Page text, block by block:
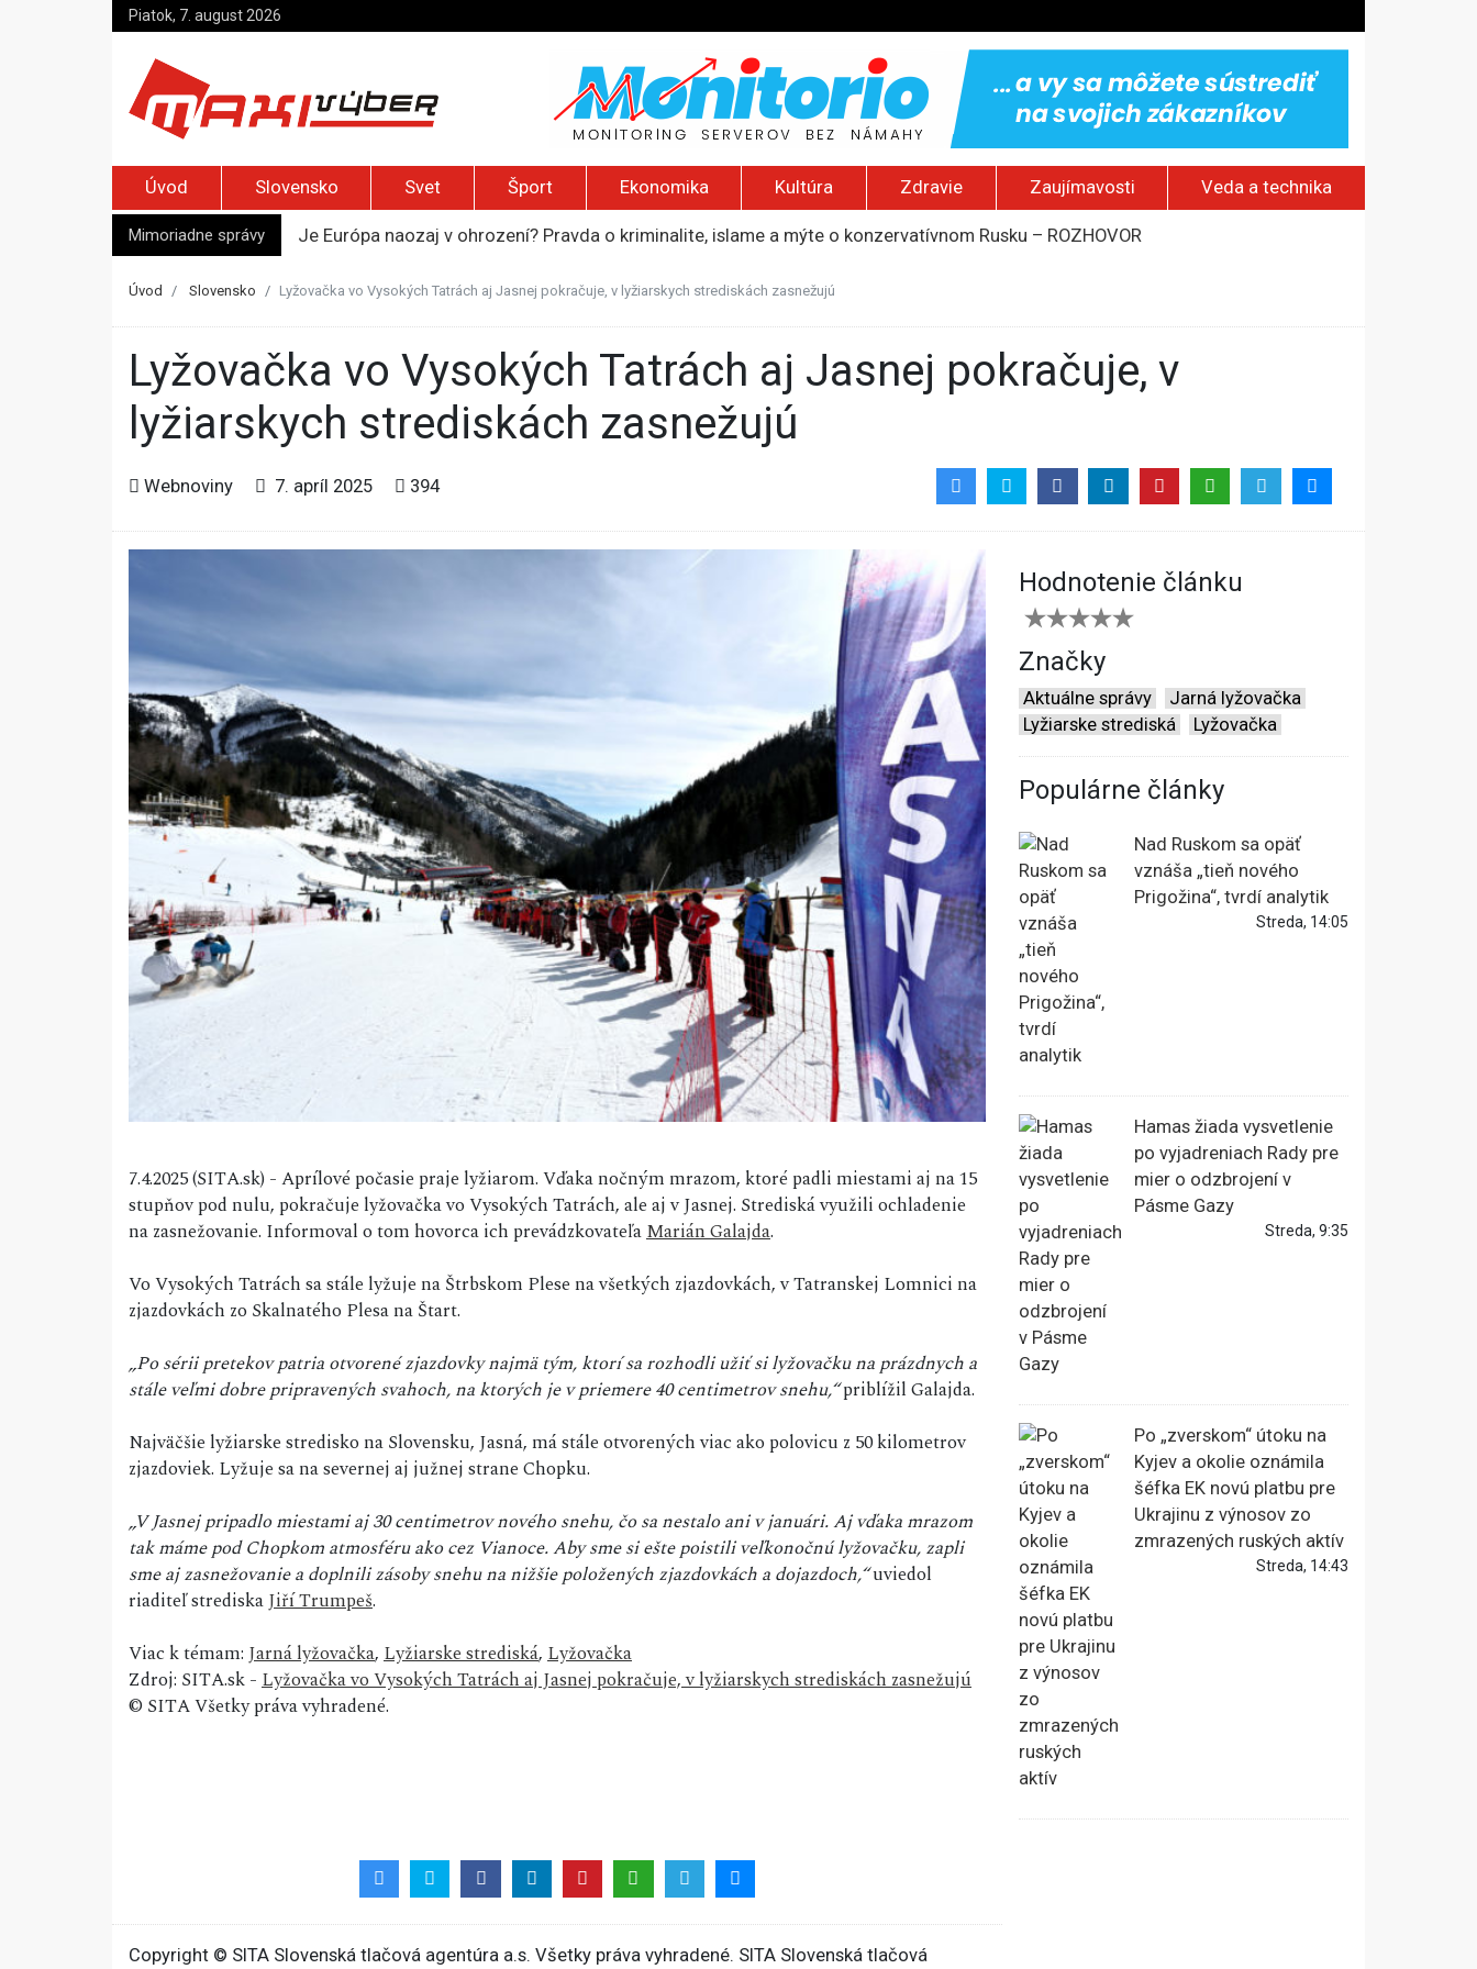
Piatok, 7. august 2026
Úvod Slovensko Svet Šport Ekonomika Kultúra Zdravie Zaujímavosti Veda a technika
Mimoriadne správy
Je Európa naozaj v ohrození? Pravda o kriminalite, islame a mýte o konzervatívnom Rusku – ROZHOVOR
Kyjev žiada EÚ o 220 miliónov eur na pomoc farmárom, ktorých postihla blokáda prístavov
Úvod Slovensko Lyžovačka vo Vysokých Tatrách aj Jasnej pokračuje, v lyžiarskych strediskách zasnežujú
Lyžovačka vo Vysokých Tatrách aj Jasnej pokračuje, v
lyžiarskych strediskách zasnežujú
Webnoviny 7. apríl 2025 394
7.4.2025 (SITA.sk) - Aprílové počasie praje lyžiarom. Vďaka nočným mrazom, ktoré padli miestami aj na 15
stupňov pod nulu, pokračuje lyžovačka vo Vysokých Tatrách, ale aj v Jasnej. Strediská využili ochladenie
na zasnežovanie. Informoval o tom hovorca ich prevádzkovateľaMarián Galajda.
Vo Vysokých Tatrách sa stále lyžuje na Štrbskom Plese na všetkých zjazdovkách, v Tatranskej Lomnici na
zjazdovkách zo Skalnatého Plesa na Štart.
„Po sérii pretekov patria otvorené zjazdovky najmä tým, ktorí sa rozhodli užiť si lyžovačku na prázdnych a
stále veľmi dobre pripravených svahoch, na ktorých je v priemere 40 centimetrov snehu,“priblížil Galajda.
Najväčšie lyžiarske stredisko na Slovensku, Jasná, má stále otvorených viac ako polovicu z 50 kilometrov
zjazdoviek. Lyžuje sa na severnej aj južnej strane Chopku.
„V Jasnej pripadlo miestami aj 30 centimetrov nového snehu, čo sa nestalo ani v januári. Aj vďaka mrazom
tak máme pod Chopkom atmosféru ako cez Vianoce. Aby sme si ešte poistili veľkonočnú lyžovačku, zapli
sme aj zasnežovanie a doplnili zásoby snehu na nižšie položených zjazdovkách a dojazdoch,“uviedol
riaditeľ strediskaJiří Trumpeš.
Viac k témam: Jarná lyžovačka,Lyžiarske strediská,Lyžovačka
Zdroj: SITA.sk -Lyžovačka vo Vysokých Tatrách aj Jasnej pokračuje, v lyžiarskych strediskách zasnežujú
© SITA Všetky práva vyhradené.
Hodnotenie článku
Značky
Aktuálne správy
Jarná lyžovačka
Lyžiarske strediská
Lyžovačka
Populárne články
Nad Ruskom sa opäť
vznáša „tieň nového
Prigožina“, tvrdí analytik
Streda, 14:05
Hamas žiada vysvetlenie
po vyjadreniach Rady pre
mier o odzbrojení v
Pásme Gazy
Streda, 9:35
Po „zverskom“ útoku na
Kyjev a okolie oznámila
šéfka EK novú platbu pre
Ukrajinu z výnosov zo
zmrazených ruských aktív
Streda, 14:43
Copyright © SITA Slovenská tlačová agentúra a.s. Všetky práva vyhradené. SITA Slovenská tlačová